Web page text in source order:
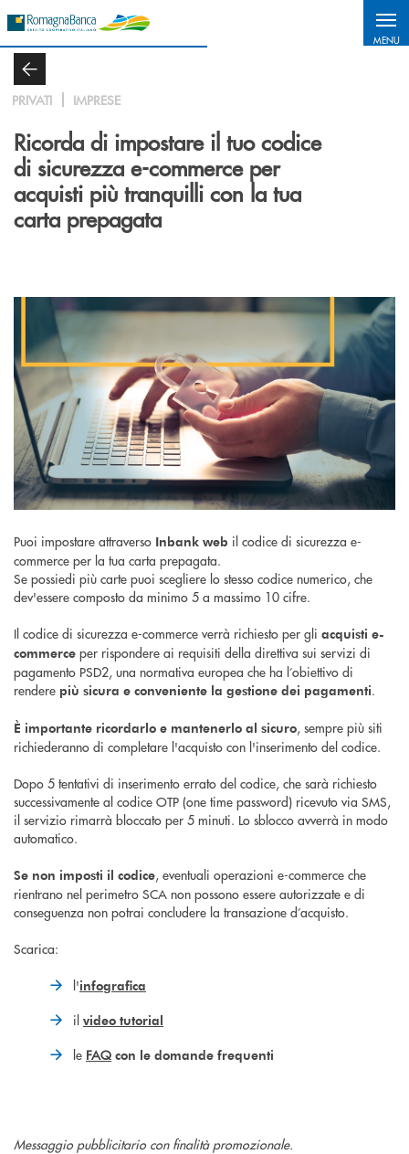
MENU
PRIVATI IMPRESE
Ricorda di impostare il tuo codice
di sicurezza e-commerce per
acquisti più tranquilli con la tua
carta prepagata
Puoi impostare attraverso Inbank web il codice di sicurezza e-
commerce per la tua carta prepagata.
Se possiedi più carte puoi scegliere lo stesso codice numerico, che
dev'essere composto da minimo 5 a massimo 10 cifre.
Il codice di sicurezza e-commerce verrà richiesto per gli acquisti e-
commerce per rispondere ai requisiti della direttiva sui servizi di
pagamento PSD2, una normativa europea che ha l’obiettivo di
rendere più sicura e conveniente la gestione dei pagamenti.
È importante ricordarlo e mantenerlo al sicuro, sempre più siti
richiederanno di completare l'acquisto con l'inserimento del codice.
Dopo 5 tentativi di inserimento errato del codice, che sarà richiesto
successivamente al codice OTP (one time password) ricevuto via SMS,
il servizio rimarrà bloccato per 5 minuti. Lo sblocco avverrà in modo
automatico.
Se non imposti il codice, eventuali operazioni e-commerce che
rientrano nel perimetro SCA non possono essere autorizzate e di
conseguenza non potrai concludere la transazione d’acquisto.
Scarica:
l'infografica
il video tutorial
le FAQ con le domande frequenti
Messaggio pubblicitario con finalità promozionale.